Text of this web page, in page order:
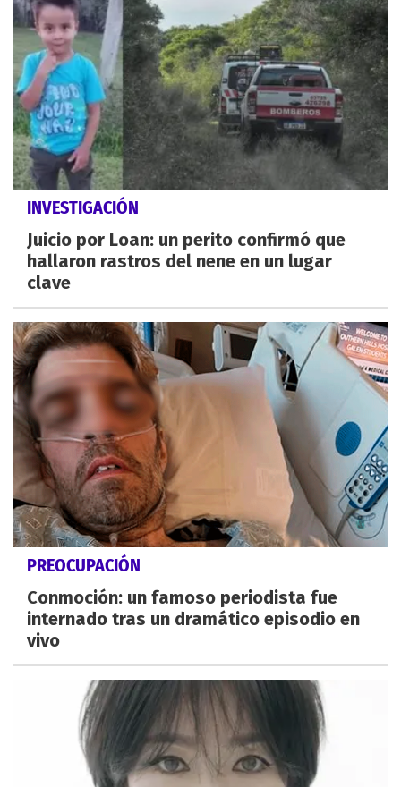
INVESTIGACIÓN
Juicio por Loan: un perito confirmó que
hallaron rastros del nene en un lugar
clave
PREOCUPACIÓN
Conmoción: un famoso periodista fue
internado tras un dramático episodio en
vivo